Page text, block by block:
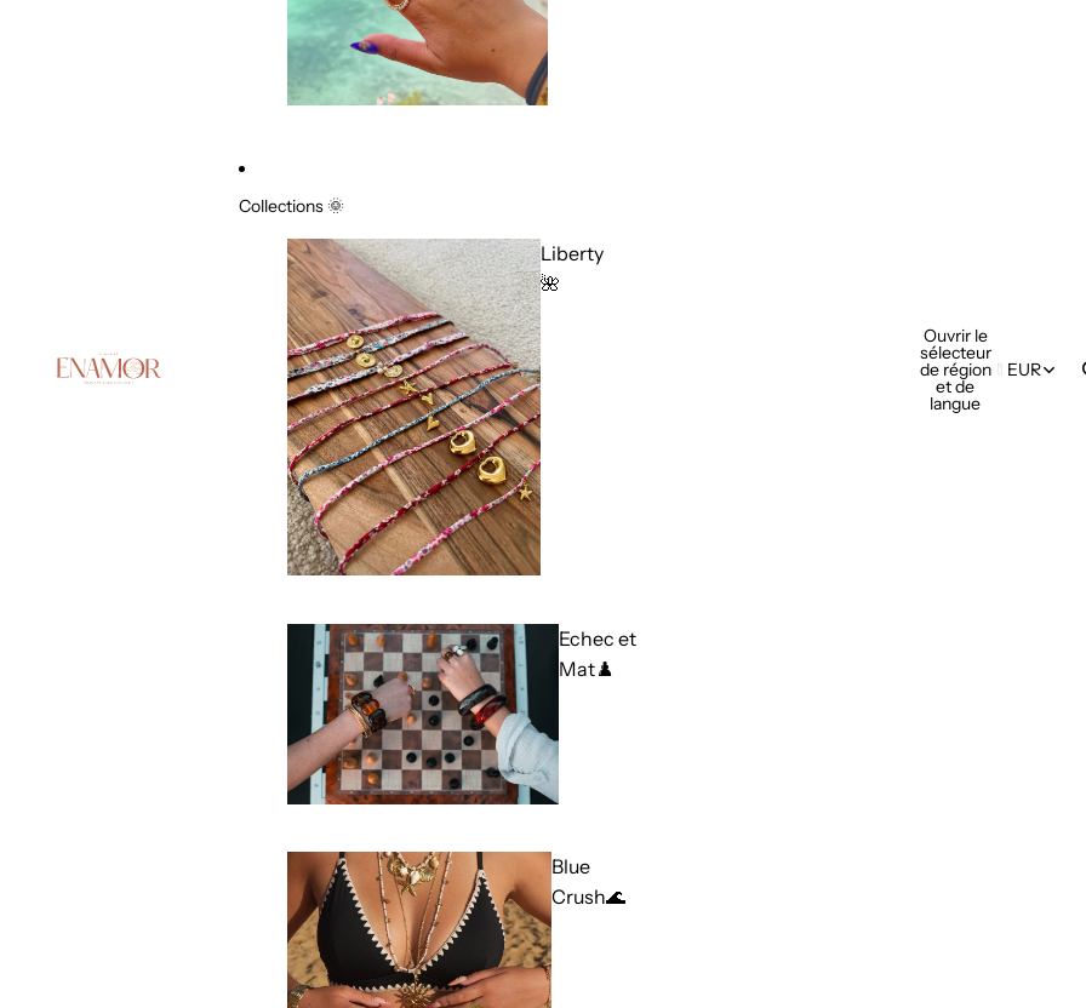
Collections 🌞
Liberty
🌺
Echec et
Mat♟️
Blue
Crush🌊
Ouvrir le
sélecteur
de région
et de
langue
EUR